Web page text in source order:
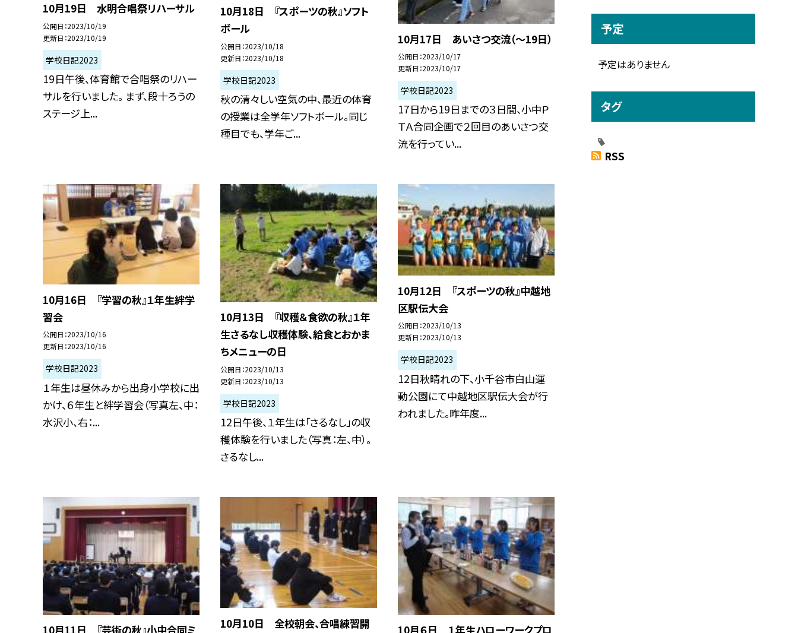
10月19日 水明合唱祭リハーサル
公開日 2023/10/19
更新日 2023/10/19
学校日記2023
19日午後、体育館で合唱祭のリハー
サルを行いました。 まず、段十ろうの
ステージ上...
10月18日 『スポーツの秋』ソフト
ボール
公開日 2023/10/18
更新日 2023/10/18
学校日記2023
秋の清々しい空気の中、最近の体育
の授業は全学年ソフトボール。同じ
種目でも、学年ご...
10月17日 あいさつ交流（〜19日）
公開日 2023/10/17
更新日 2023/10/17
学校日記2023
17日から19日までの３日間、小中Ｐ
ＴＡ合同企画で２回目のあいさつ交
流を行ってい...
10月16日 『学習の秋』１年生絆学
習会
公開日 2023/10/16
更新日 2023/10/16
学校日記2023
１年生は昼休みから出身小学校に出
かけ、６年生と絆学習会（写真左、中：
水沢小、右：...
10月13日 『収穫＆食欲の秋』１年
生さるなし収穫体験、給食とおかま
ちメニューの日
公開日 2023/10/13
更新日 2023/10/13
学校日記2023
12日午後、１年生は「さるなし」の収
穫体験を行いました（写真：左、中）。
さるなし...
10月12日 『スポーツの秋』中越地
区駅伝大会
公開日 2023/10/13
更新日 2023/10/13
学校日記2023
12日秋晴れの下、小千谷市白山運
動公園にて中越地区駅伝大会が行
われました。昨年度...
10月11日 『芸術の秋』小中合同ミ
10月10日 全校朝会、合唱練習開
10月６日 １年生ハローワークプロ
予定
予定はありません
タグ
RSS